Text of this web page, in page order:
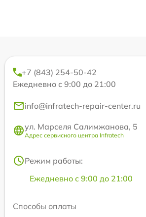
+7 (843) 254-50-42
Ежедневно с 9:00 до 21:00
info@infratech-repair-center.ru
ул. Марселя Салимжанова, 5
Адрес сервисного центра Infratech
Режим работы:
Ежедневно с 9:00 до 21:00
Способы оплаты